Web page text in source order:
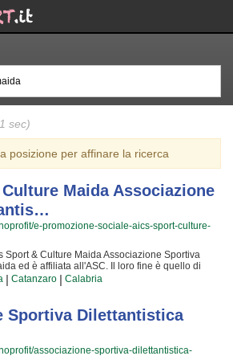
sec)
posizione per affinare la ricerca
Maida Associazione
e-promozione-sociale-aics-sport-culture-
Sport & Culture Maida Associazione Sportiva
ed è affiliata all'ASC. Il loro fine è quello di
corsi rivolti a bambini e ragazzi. E
& Culture Maida Associazione Sportiva
comunità di maida ha educato generazioni di
il percorso di crescita e di maturazione tipico
istruttori di pallavolo sono tra i più esperti e
sicuramente i più adatti a sviluppare il talento
e dei ragazzi che vogliono raggiungere
motivo E Promozione Sociale Aics Sport &
| Catanzaro | Calabria
Sportiva Dilettantistica
associazione-sportiva-dilettantistica-